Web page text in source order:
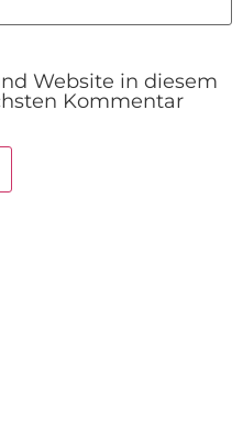
Website in diesem
Kommentar